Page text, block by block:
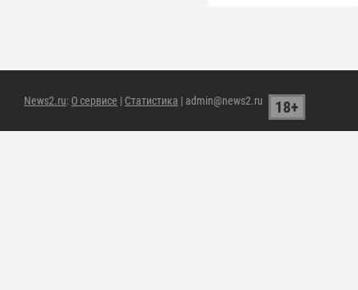
News2.ru: О сервисе | Статистика | admin@news2.ru 18+